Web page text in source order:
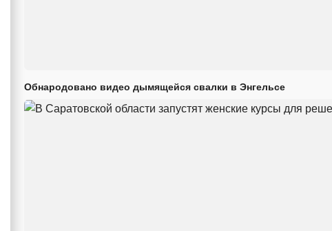
Обнародовано видео дымящейся свалки в Энгельсе